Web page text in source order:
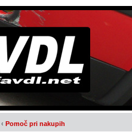
‹ Pomoč pri nakupih